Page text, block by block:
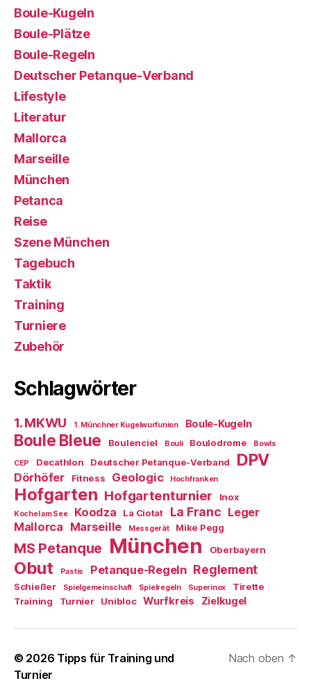
Boule-Kugeln
Boule-Plätze
Boule-Regeln
Deutscher Petanque-Verband
Lifestyle
Literatur
Mallorca
Marseille
München
Petanca
Reise
Szene München
Tagebuch
Taktik
Training
Turniere
Zubehör
Schlagwörter
1. MKWU 1. Münchner Kugelwurfunion Boule-Kugeln
Boule Bleue Boulenciel Bouli Boulodrome Bowls
CEP Decathlon Deutscher Petanque-Verband DPV
Dörhöfer Fitness Geologic Hochfranken
Hofgarten Hofgartenturnier Inox
Kochel am See Koodza La Ciotat La Franc Leger
Mallorca Marseille Messgerät Mike Pegg
MS Petanque München Oberbayern
Obut Pastis Petanque-Regeln Reglement
Schießer Spielgemeinschaft Spielregeln Superinox
Tirette
Training
Turnier Unibloc Wurfkreis Zielkugel
© 2026 Tipps für Training und
Turnier
Nach oben ↑